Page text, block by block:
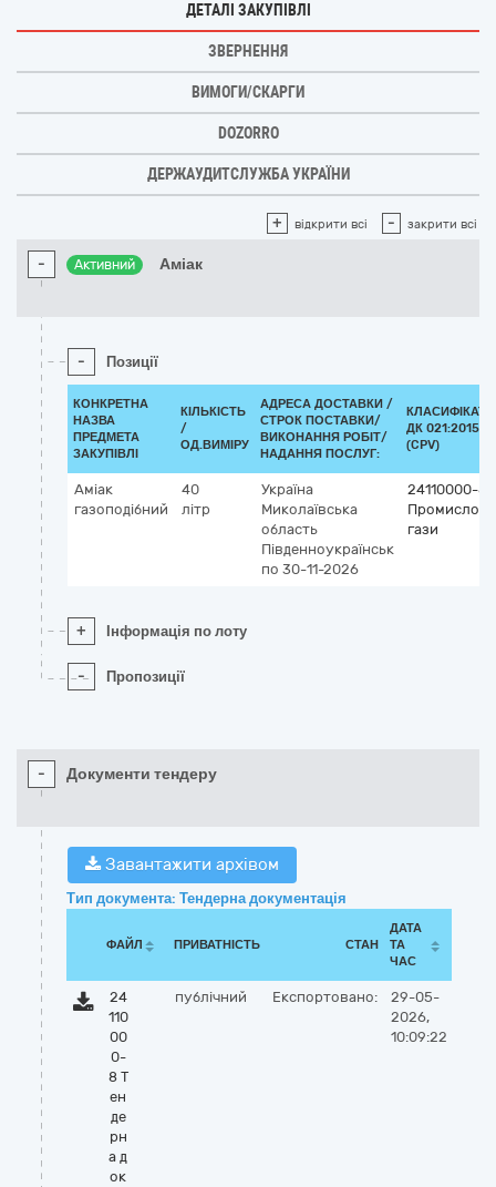
ДЕТАЛІ ЗАКУПІВЛІ
ЗВЕРНЕННЯ
ВИМОГИ/СКАРГИ
DOZORRO
ДЕРЖАУДИТСЛУЖБА УКРАЇНИ
+ відкрити всі - закрити всі
- Активний Аміак
- Позиції
КОНКРЕТНА
НАЗВА
ПРЕДМЕТА
ЗАКУПІВЛІ
КІЛЬКІСТЬ
/
ОД.ВИМІРУ
АДРЕСА ДОСТАВКИ /
СТРОК ПОСТАВКИ/
ВИКОНАННЯ РОБІТ/
НАДАННЯ ПОСЛУГ:
ДК 021:2015
(CPV)
Аміак
газоподібний
40
літр
Україна
Миколаївська
область
Південноукраїнськ
по 30-11-2026
24110000-8
Промислові
гази
+ Інформація по лоту
- Пропозиції
- Документи тендеру
Завантажити архівом
Тип документа: Тендерна документація
ФАЙЛ ПРИВАТНІСТЬ СТАН
ДАТА
ТА
ЧАС
24
110
00
0-
8 Т
ен
де
рн
а д
ок
публічний Експортовано:
29-05-
2026,
10:09:22